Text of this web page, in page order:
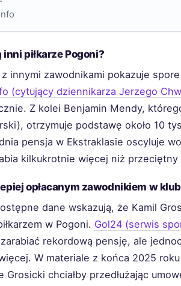
inni piłkarze Pogoni?
innymi zawodnikami pokazuje
(cytujący dziennikarza Jerzego
Z kolei Benjamin Mendy,
otrzymuje podstawę około 10
pensja w Ekstraklasie oscyluje
kilkukrotnie więcej niż
opłacanym zawodnikiem w
dane wskazują, że Kamil
w Pogoni. Gol24 (serwis
zarabiać rekordową pensję, ale
W materiale z końca 2025
Grosicki chciałby przedłużając